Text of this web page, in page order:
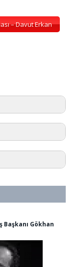
– Davut Erkan
Başkanı Gökhan